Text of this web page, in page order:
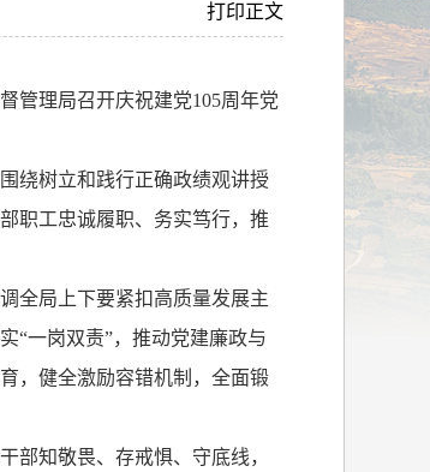
打印正文
管理局召开庆祝建党105周年党
绕树立和践行正确政绩观讲授
职工忠诚履职、务实笃行，推
全局上下要紧扣高质量发展主
“一岗双责”，推动党建廉政与
，健全激励容错机制，全面锻
知敬畏、存戒惧、守底线，